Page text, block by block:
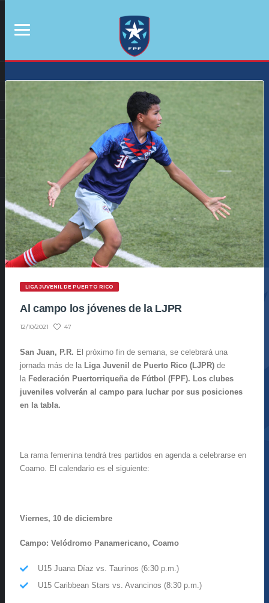
LIGA JUVENIL DE PUERTO RICO
Al campo los jóvenes de la LJPR
12/10/2021 47
San Juan, P.R. El próximo fin de semana, se celebrará una
jornada más de la Liga Juvenil de Puerto Rico (LJPR) de
la Federación Puertorriqueña de Fútbol (FPF). Los clubes
juveniles volverán al campo para luchar por sus posiciones
en la tabla.
La rama femenina tendrá tres partidos en agenda a celebrarse en
Coamo. El calendario es el siguiente:
Viernes, 10 de diciembre
Campo: Velódromo Panamericano, Coamo
U15 Juana Díaz vs. Taurinos (6:30 p.m.)
U15 Caribbean Stars vs. Avancinos (8:30 p.m.)